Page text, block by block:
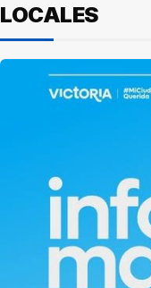
LOCALES